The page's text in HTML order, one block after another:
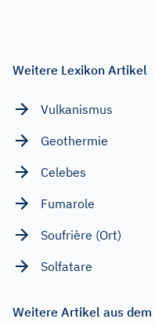
Weitere Lexikon Artikel
Vulkanismus
Geothermie
Celebes
Fumarole
Soufrière (Ort)
Solfatare
Weitere Artikel aus